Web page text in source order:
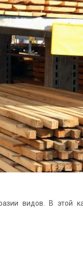
видов. В этой